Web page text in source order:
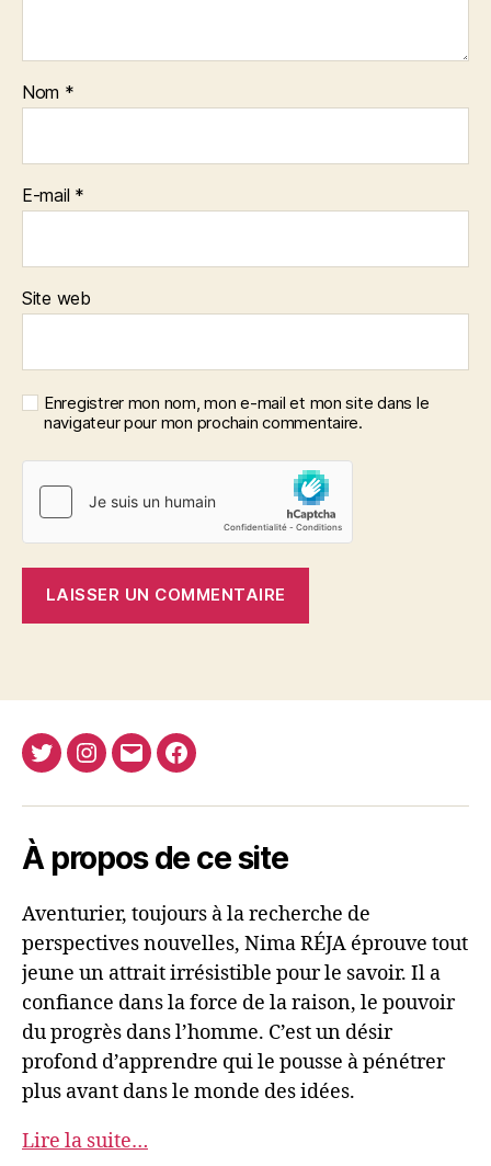
Nom *
E-mail *
Site web
Enregistrer mon nom, mon e-mail et mon site dans le
navigateur pour mon prochain commentaire.
TwitterInstagram
E-
Facebook
À propos de ce site
Aventurier, toujours à la recherche de
perspectives nouvelles, Nima RÉJA éprouve tout
jeune un attrait irrésistible pour le savoir. Il a
confiance dans la force de la raison, le pouvoir
du progrès dans l’homme. C’est un désir
profond d’apprendre qui le pousse à pénétrer
plus avant dans le monde des idées.
Lire la suite…